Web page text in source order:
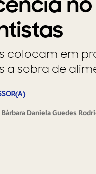
colocam em
a sobra de
Bárbara Daniela Guedes